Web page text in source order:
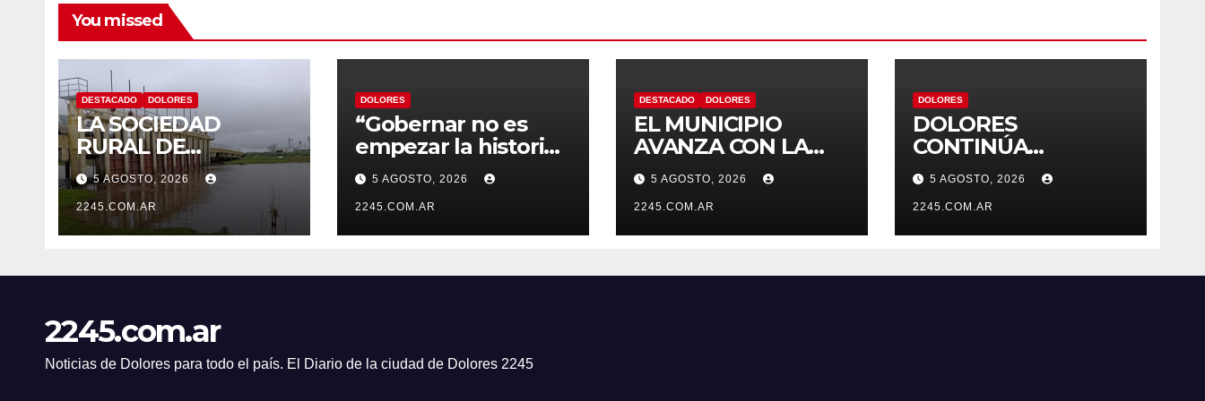
You missed
DESTACADO DOLORES
LA SOCIEDAD
RURAL DE
DOLORES DESTACÓ
LOS TRABAJOS
HIDRÁULICOS
REALIZADOS EN EL
5 AGOSTO, 2026
2245.COM.AR
DOLORES
“Gobernar no es
empezar la historia
de nuevo”: la UCR
de Dolores rechazó
el cambio de
nombre del Estadio
5 AGOSTO, 2026
2245.COM.AR
DESTACADO DOLORES
EL MUNICIPIO
AVANZA CON LA
LIMPIEZA Y
MANTENIMIENTO
DE DESAGÜES
5 AGOSTO, 2026
2245.COM.AR
DOLORES
DOLORES
CONTINÚA
CONSTRUYENDO SU
AGENDA
ESTRATÉGICA CON
NUEVAS JORNADAS
5 AGOSTO, 2026
2245.COM.AR
2245.com.ar
Noticias de Dolores para todo el país. El Diario de la ciudad de Dolores 2245